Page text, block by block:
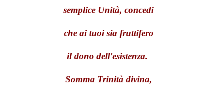
semplice Unità, concedi
che ai tuoi sia fruttifero
il dono dell'esistenza.
Somma Trinità divina,